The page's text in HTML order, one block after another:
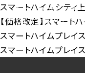
スマートハイムシティ
【価格改定】スマート
スマートハイムプレイ
スマートハイムプレイ